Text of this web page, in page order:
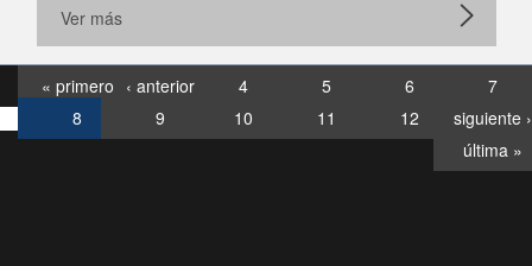
Ver más
« primero ‹ anterior 4 5 6
7
8
9 10 11 12
siguiente ›
última »